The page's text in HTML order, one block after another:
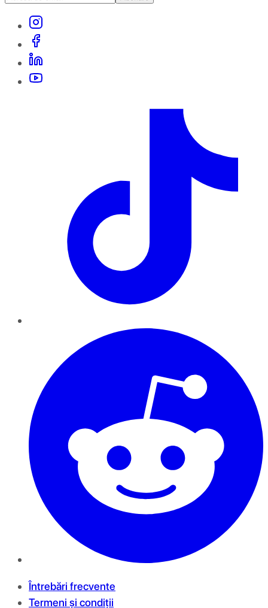
Întrebări frecvente
Termeni și condiții